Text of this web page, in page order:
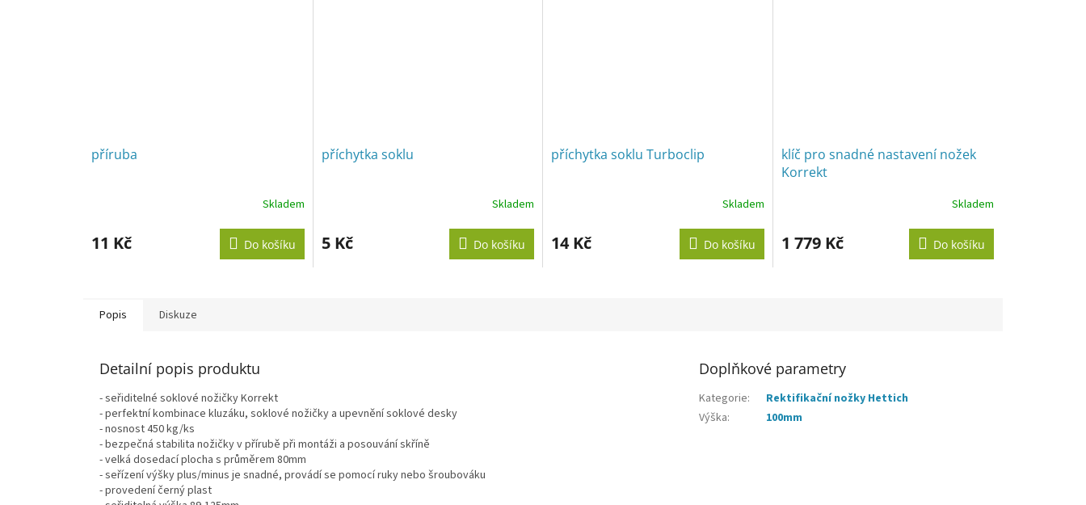
příruba
produktu
je
hvězdiček.
Skladem
11 Kč Do košíku
příchytka soklu
Skladem
5 Kč Do košíku
příchytka soklu Turboclip
Skladem
14 Kč Do košíku
klíč pro snadné nastavení nožek
Korrekt
Skladem
1 779 Kč Do košíku
Popis Diskuze
Detailní popis produktu
- seřiditelné soklové nožičky Korrekt
- perfektní kombinace kluzáku, soklové nožičky a upevnění soklové desky
- nosnost 450 kg/ks
- bezpečná stabilita nožičky v přírubě při montáži a posouvání skříně
- velká dosedací plocha s průměrem 80mm
- seřízení výšky plus/minus je snadné, provádí se pomocí ruky nebo šroubováku
- provedení černý plast
Doplňkové parametry
Kategorie:
Rektifikační nožky Hettich
Výška: 100mm